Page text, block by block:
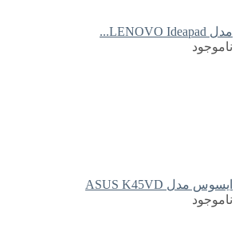
مدل LENOVO Ideapad...
ناموجود
ايسوس مدل ASUS K45VD
ناموجود